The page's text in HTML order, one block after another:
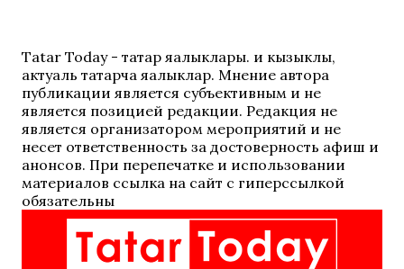
Tatar Today - татар яңалыклары. иң кызыклы,
актуаль татарча яңалыклар. Мнение автора
публикации является субъективным и не
является позицией редакции. Редакция не
является организатором мероприятий и не
несет ответственность за достоверность афиш и
анонсов. При перепечатке и использовании
материалов ссылка на сайт с гиперссылкой
обязательны